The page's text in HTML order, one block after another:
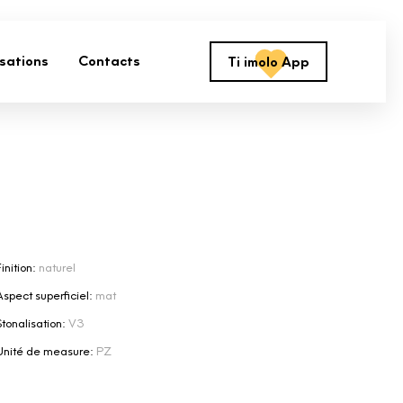
Contacts Ti imolo App
naturel
superficiel: mat
V3
de measure: PZ